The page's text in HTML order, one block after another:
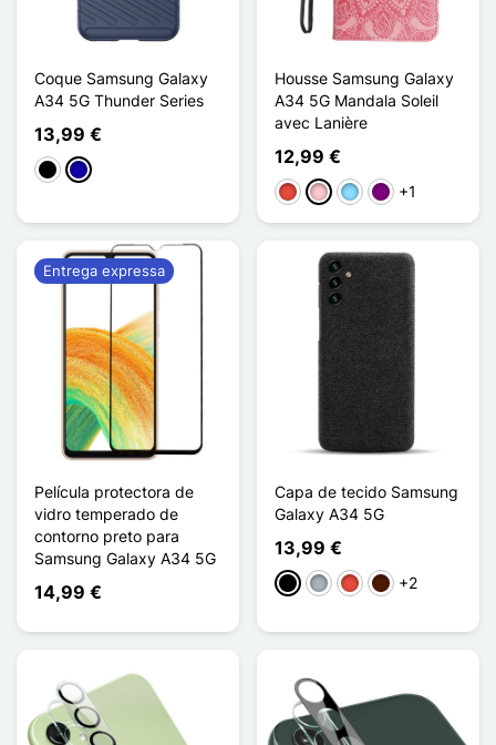
Coque Samsung Galaxy
A34 5G Thunder Series
13,99 €
PretoAzul Escuro
Housse Samsung Galaxy
A34 5G Mandala Soleil
avec Lanière
12,99 €
Vermelho
RosaAzul Claro
Púrpura
+1
Película protectora de
vidro temperado de
contorno preto para
Samsung Galaxy A34 5G
14,99 €
Entrega expressa
Capa de tecido Samsung
Galaxy A34 5G
13,99 €
PretoCinzentoVermelhoCastanho escuro
+2